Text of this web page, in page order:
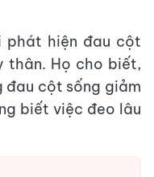
phát hiện đau cột
thân. Họ cho biết,
đau cột sống giảm
biết việc đeo lâu